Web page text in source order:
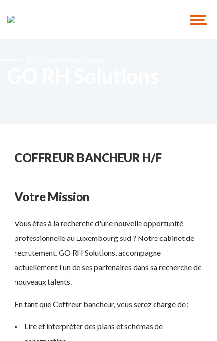
COFFREUR BANCHEUR H/F
Votre Mission
Vous êtes à la recherche d'une nouvelle opportunité
professionnelle au Luxembourg sud ? Notre cabinet de
recrutement, GO RH Solutions, accompagne
actuellement l'un de ses partenaires dans sa recherche de
nouveaux talents.
En tant que Coffreur bancheur, vous serez chargé de :
Lire et interpréter des plans et schémas de